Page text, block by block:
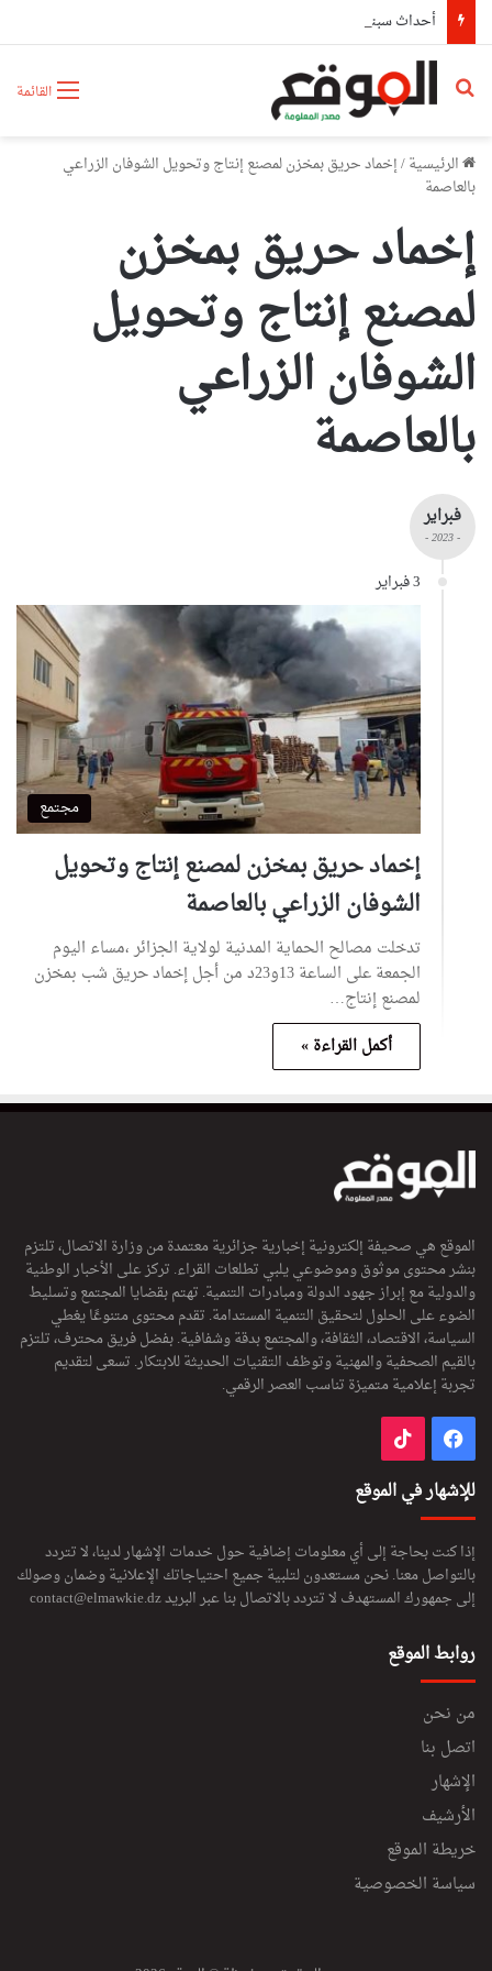
القائمة بحث عن
الرئيسية/إخماد حريق بمخزن لمصنع إنتاج وتحويل الشوفان الزراعي
بالعاصمة
إخماد حريق بمخزن
لمصنع إنتاج وتحويل
الشوفان الزراعي
بالعاصمة
فبراير
- 2023 -
3 فبراير
مجتمع
إخماد حريق بمخزن لمصنع إنتاج وتحويل
الشوفان الزراعي بالعاصمة
تدخلت مصالح الحماية المدنية لولاية الجزائر ،مساء اليوم
الجمعة على الساعة 13و23د من أجل إخماد حريق شب بمخزن
لمصنع إنتاج…
أكمل القراءة »
الموقع هي صحيفة إلكترونية إخبارية جزائرية معتمدة من وزارة الاتصال، تلتزم
بنشر محتوى موثوق وموضوعي يلبي تطلعات القراء. تركز على الأخبار الوطنية
والدولية مع إبراز جهود الدولة ومبادرات التنمية. تهتم بقضايا المجتمع وتسليط
الضوء على الحلول لتحقيق التنمية المستدامة. تقدم محتوى متنوعًا يغطي
السياسة، الاقتصاد، الثقافة، والمجتمع بدقة وشفافية. بفضل فريق محترف، تلتزم
بالقيم الصحفية والمهنية وتوظف التقنيات الحديثة للابتكار. تسعى لتقديم
تجربة إعلامية متميزة تناسب العصر الرقمي.
فيسبوك
للإشهار في الموقع
إذا كنت بحاجة إلى أي معلومات إضافية حول خدمات الإشهار لدينا، لا تتردد
بالتواصل معنا. نحن مستعدون لتلبية جميع احتياجاتك الإعلانية وضمان وصولك
إلى جمهورك المستهدف لا تتردد بالاتصال بنا عبر البريدcontact@elmawkie.dz
روابط الموقع
من نحن
اتصل بنا
الإشهار
الأرشيف
خريطة الموقع
سياسة الخصوصية